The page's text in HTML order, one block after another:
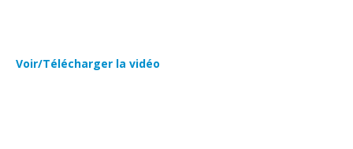
Voir/Télécharger la vidéo